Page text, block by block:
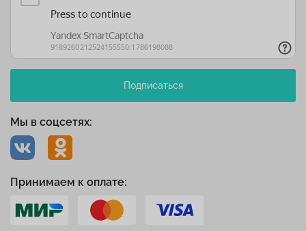
Мы в соцсетях:
Подписаться
Принимаем к оплате: